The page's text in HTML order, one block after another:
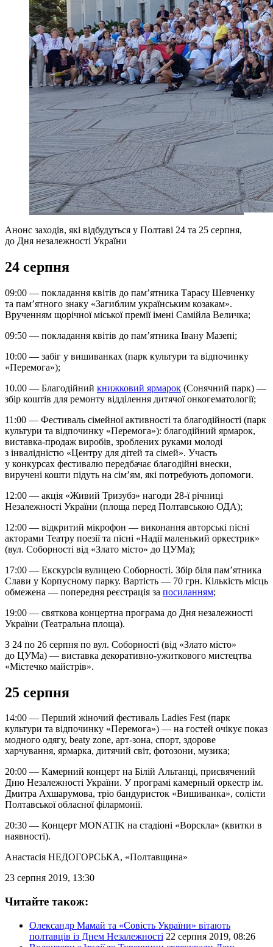
Анонс заходів, які відбудуться у Полтаві 24 та 25 серпня,
до Дня незалежності України
24 серпня
09:00 — покладання квітів до пам’ятника Тарасу Шевченку
та пам’ятного знаку «Загиблим українським козакам».
Врученням щорічної міської премії імені Самійла Величка;
09:50 — покладання квітів до пам’ятника Івану Мазепі;
10:00 — забіг у вишиванках (парк культури та відпочинку
«Перемога»);
10.00 — Благодійний книжковий ярмарок (Сонячний парк) —
збір коштів для ремонту відділення дитячої онкогематології;
11:00 — Фестиваль сімейної активності та благодійності (парк
культури та відпочинку «Перемога»): благодійний ярмарок,
виставка-продаж виробів, зроблених руками молоді
з інвалідністю «Центру для дітей та сімей». Участь
у конкурсах фестивалю передбачає благодійні внески,
виручені кошти підуть на сім’ям, які потребують допомоги.
12:00 — акція «Живий Тризубз» нагоди 28-ї річниці
Незалежності України (площа перед Полтавською ОДА);
12:00 — відкритий мікрофон — виконання авторські пісні
акторами Театру поезії та пісні «Надії маленький оркестрик»
(вул. Соборності від «Злато місто» до ЦУМа);
17:00 — Екскурсія вулицею Соборності. Збір біля пам’ятника
Слави у Корпусному парку. Вартість — 70 грн. Кількість місць
обмежена — попередня реєстрація за посиланням;
19:00 — святкова концертна програма до Дня незалежності
України (Театральна площа).
З 24 по 26 серпня по вул. Соборності (від «Злато місто»
до ЦУМа) — виставка декоративно-ужиткового мистецтва
«Містечко майстрів».
25 серпня
14:00 — Перший жіночий фестиваль Ladies Fest (парк
культури та відпочинку «Перемога») — на гостей очікує показ
модного одягу, beaty zone, арт-зона, спорт, здорове
харчування, ярмарка, дитячий світ, фотозони, музика;
20:00 — Камерний концерт на Білій Альтанці, присвячений
Дню Незалежності України. У програмі камерный оркестр ім.
Дмитра Ахшарумова, тріо бандуристок «Вишиванка», солісти
Полтавської обласної філармонії.
20:30 — Концерт MONATIK на стадіоні «Ворскла» (квитки в
наявності).
Анастасія НЕДОГОРСЬКА, «Полтавщина»
23 серпня 2019, 13:30
Читайте також:
Олександр Мамай та «Совість України» вітають
полтавців із Днем Незалежності 22 серпня 2019, 08:26